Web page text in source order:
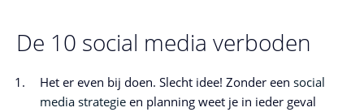
De 10 social media verboden
Het er even bij doen. Slecht idee! Zonder een social
media strategieen planning weet je in ieder geval